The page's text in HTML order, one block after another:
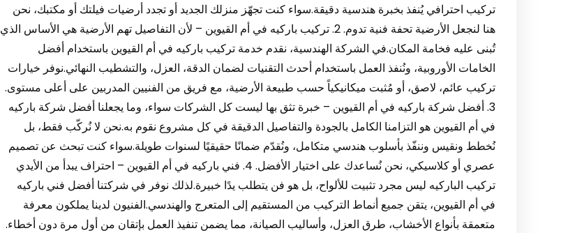
تركيب احترافي يُنفذ بخبرة هندسية دقيقة.سواء كنت تجهّز منزلك الجديد أو تجدد أرضيات فيلتك أو مكتبك، نحن
هنا لنجعل الأرضية تحفة فنية تدوم. 2. تركيب باركيه في أم القيوين – لأن التفاصيل تهم الأرضية هي الأساس الذي
تُبنى عليه فخامة المكان.في الشركة الهندسية، نقدم خدمة تركيب باركيه في أم القيوين باستخدام أفضل
الخامات الأوروبية، ونُنفذ العمل باستخدام أحدث التقنيات لضمان الدقة، العزل، والتشطيب النهائي.نوفر خيارات
تركيب عائم، لاصق، أو مُثبت ميكانيكياً حسب طبيعة الأرضية، مع فريق من الفنيين المدربين على أعلى مستوى.
3. أفضل شركة باركيه في أم القيوين – خبرة تثق بها ليست كل الشركات سواء، وما يجعلنا أفضل شركة باركيه
في أم القيوين هو التزامنا الكامل بالجودة والتفاصيل الدقيقة في كل مشروع نقوم به.نحن لا نُركّب فقط، بل
نُخطط ونقيس وننفّذ بأسلوب هندسي متكامل، ونُقدّم ضمانًا حقيقيًا لسنوات طويلة.سواء كنت تبحث عن تصميم
عصري أو كلاسيكي، نحن نُساعدك على اختيار الأفضل. 4. فني باركيه في أم القيوين – احتراف يبدأ من الأيدي
تركيب الباركيه ليس مجرد تثبيت للألواح، بل هو فن يتطلب يدًا خبيرة.لذلك نوفر في شركتنا أفضل فني باركيه
في أم القيوين، يتقن جميع أنماط التركيب من المستقيم إلى المتعرج والهندسي.الفنيون لدينا يملكون معرفة
متعمقة بأنواع الأخشاب، طرق العزل، وأساليب الصيانة، مما يضمن تنفيذ العمل بإتقان من أول مرة دون أخطاء.